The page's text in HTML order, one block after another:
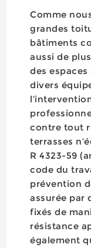
Comme
grandes
bâtiments
aussi de
des
divers
contre tout
terrasses
R 4323-59
code du
prévention
assurée par
fixés de
résistance
également